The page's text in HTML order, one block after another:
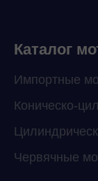
Каталог
Импортные
Коническо-
Червячные